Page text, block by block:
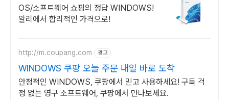
쏙드는 오늘의 특가
OS/소프트웨어 쇼핑의 정답 WINDOWS!
알리에서 합리적인 가격으로!
http://m.coupang.com 광고
WINDOWS 쿠팡 오늘 주문 내일 바로 도착
안정적인 WINDOWS, 쿠팡에서 믿고 사용하세요! 구독 걱
정 없는 영구 소프트웨어, 쿠팡에서 만나보세요.